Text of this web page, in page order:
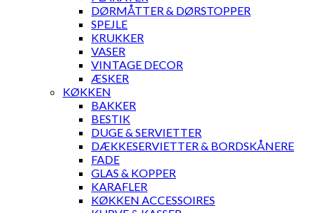
DØRMÅTTER & DØRSTOPPER
SPEJLE
KRUKKER
VASER
VINTAGE DECOR
ÆSKER
KØKKEN
BAKKER
BESTIK
DUGE & SERVIETTER
DÆKKESERVIETTER & BORDSKÅNERE
FADE
GLAS & KOPPER
KARAFLER
KØKKEN ACCESSOIRES